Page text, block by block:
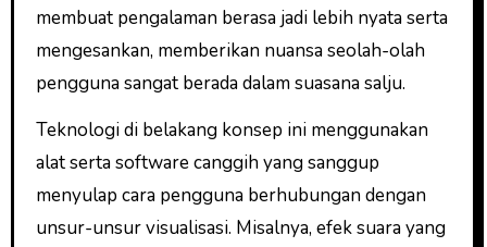
membuat pengalaman berasa jadi lebih nyata serta
mengesankan, memberikan nuansa seolah-olah
pengguna sangat berada dalam suasana salju.
Teknologi di belakang konsep ini menggunakan
alat serta software canggih yang sanggup
menyulap cara pengguna berhubungan dengan
unsur-unsur visualisasi. Misalnya, efek suara yang